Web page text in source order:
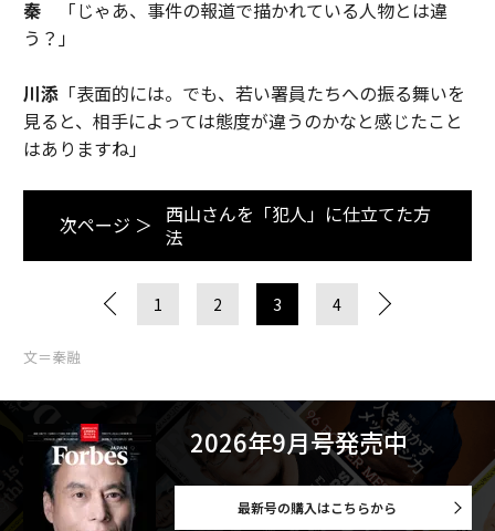
秦
「じゃあ、事件の報道で描かれている人物とは違
う？」
川添「表面的には。でも、若い署員たちへの振る舞いを
見ると、相手によっては態度が違うのかなと感じたこと
はありますね」
次ページ ＞
西山さんを「犯人」に仕立てた方
法
1 2 3 4
文＝秦融
2026年9月号発売中
最新号の購入はこちらから